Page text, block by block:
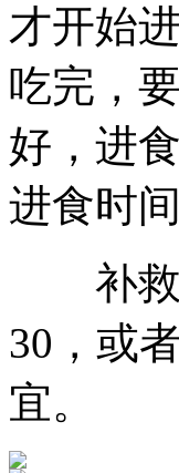
才开始
吃完，
好，进
进食时
补救
30，或
宜。